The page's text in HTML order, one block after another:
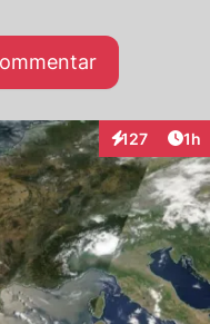
127
Interaktionen
1h